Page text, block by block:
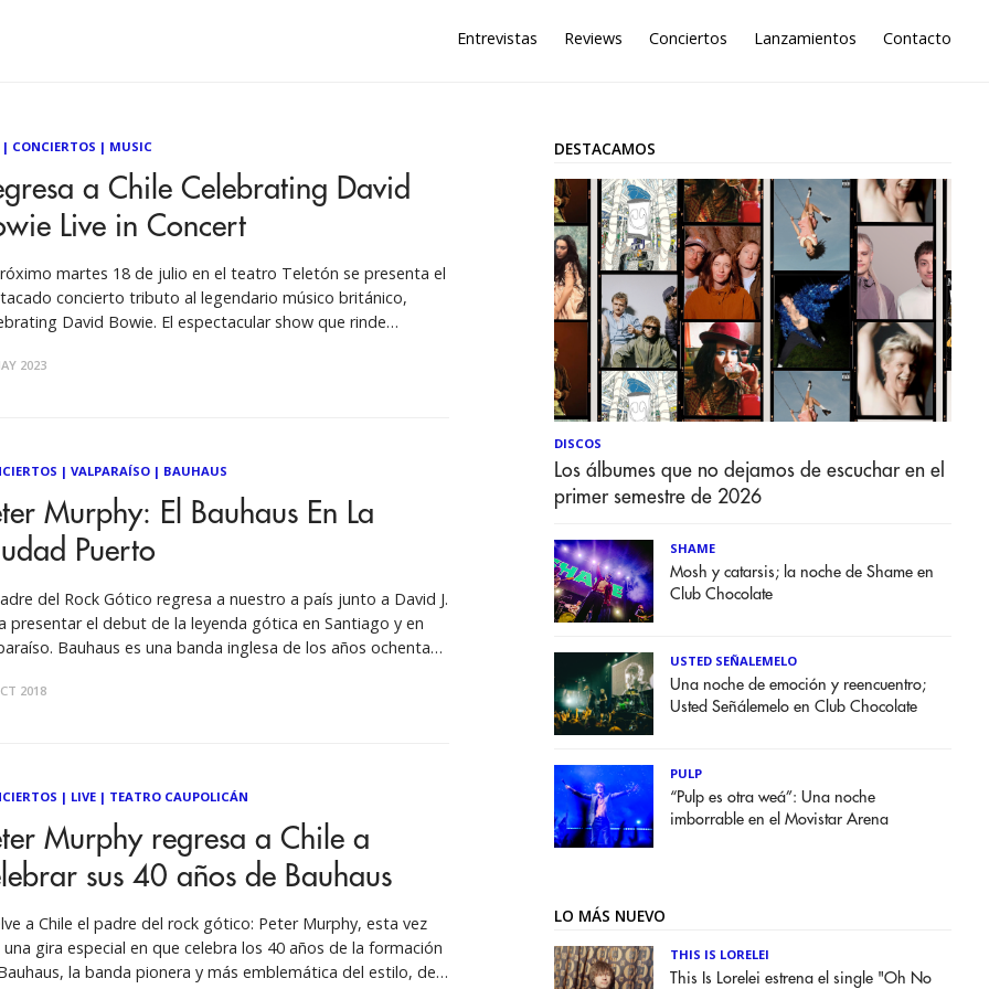
Entrevistas Reviews Conciertos Lanzamientos Contacto
CONCIERTOS | MUSIC
a Chile Celebrating David
Live in Concert
martes 18 de julio en el teatro Teletón se presenta el
concierto tributo al legendario músico británico,
David Bowie. El espectacular show que rinde
pop, contará con Peter Murphy de la banda Bauhaus y
2023
| VALPARAÍSO| BAUHAUS
Murphy: El Bauhaus En La
Puerto
del Rock Gótico regresa a nuestro a país junto a David J.
presentar el debut de la leyenda gótica en Santiago y en
Bauhaus es una banda inglesa de los años ochenta
post-punk y el
2018
| LIVE| TEATRO CAUPOLICÁN
Murphy regresa a Chile a
sus 40 años de Bauhaus
a Chile el padre del rock gótico: Peter Murphy, esta vez
una gira especial en que celebra los 40 años de la formación
la banda pionera y más emblemática del estilo, de
DESTACAMOS
DISCOS
Los álbumes que no dejamos de escuchar en el
primer semestre de 2026
SHAME
Mosh y catarsis; la noche de Shame en
Club Chocolate
USTED SEÑALEMELO
Una noche de emoción y reencuentro;
Usted Señálemelo en Club Chocolate
PULP
“Pulp es otra weá”: Una noche
imborrable en el Movistar Arena
LO MÁS NUEVO
THIS IS LORELEI
This Is Lorelei estrena el single "Oh No